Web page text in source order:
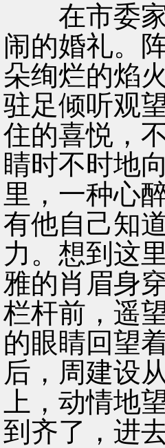
在市委家
闹的婚礼。
朵绚烂的焰
驻足倾听观
住的喜悦，
睛时不时地
里，一种心
有他自己知
力。想到这
雅的肖眉身
栏杆前，遥
的眼睛回望
后，周建设
上，动情地
到齐了，进